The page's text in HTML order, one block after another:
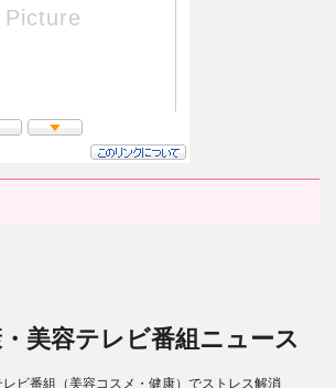
美容テレビ番組ニュース
ビ番組（美容コスメ・健康）でストレス解消